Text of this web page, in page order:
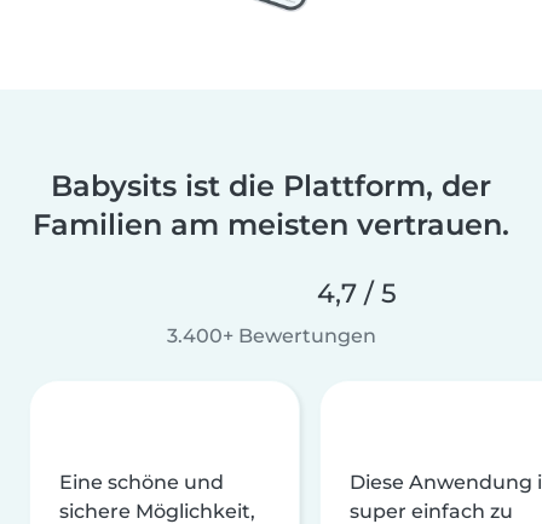
Babysits ist die Plattform, der
Familien am meisten vertrauen.
4,7 / 5
3.400+ Bewertungen
Eine schöne und
sichere Möglichkeit,
Diese Anwendung
super einfach zu